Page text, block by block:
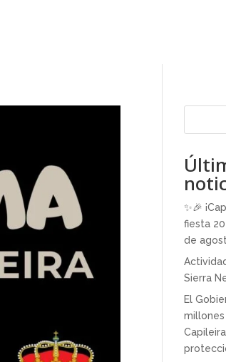
✨🎉
fiesta
de
Sierra
El